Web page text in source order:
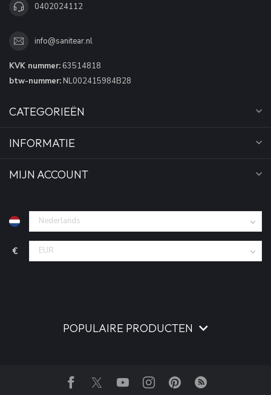
0402024112
info@sanitear.nl
KVK nummer: 63514818
btw-nummer: NL002415984B28
CATEGORIEËN
INFORMATIE
MIJN ACCOUNT
€
POPULAIRE PRODUCTEN